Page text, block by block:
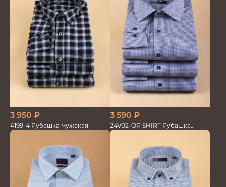
3 950 ₽
4199-4 Рубашка мужская
3 590 ₽
24V02-OR SHIRT Рубашка
мужская